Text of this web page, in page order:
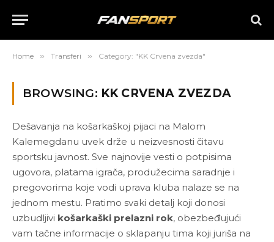
Home » Transferi » Category: "KK Crvena zvezda"
BROWSING: KK CRVENA ZVEZDA
Dešavanja na košarkaškoj pijaci na Malom
Kalemegdanu uvek drže u neizvesnosti čitavu
sportsku javnost. Sve najnovije vesti o potpisima
ugovora, platama igrača, produžecima saradnje i
pregovorima koje vodi uprava kluba nalaze se na
jednom mestu. Pratimo svaki detalj koji donosi
uzbudljivi košarkaški prelazni rok, obezbeđujući
vam tačne informacije o sklapanju tima koji juriša na